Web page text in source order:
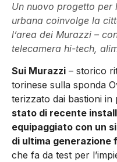
Un nuovo progetto
urbana coinvolge la
l’area dei Murazzi –
telecamera hi-tech,
Sui Murazzi – sto­rico
torinese sulla spon­da
terizzato dai bastioni in
stato di re­cente
equipaggiato con un
di ultima generazione
che fa da test per